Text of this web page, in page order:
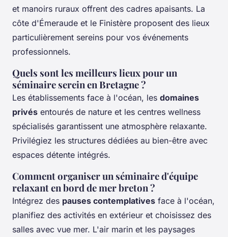
et manoirs ruraux offrent des cadres apaisants. La
côte d'Émeraude et le Finistère proposent des lieux
particulièrement sereins pour vos événements
professionnels.
Quels sont les meilleurs lieux pour un
séminaire serein en Bretagne ?
Les établissements face à l'océan, les domaines
privés entourés de nature et les centres wellness
spécialisés garantissent une atmosphère relaxante.
Privilégiez les structures dédiées au bien-être avec
espaces détente intégrés.
Comment organiser un séminaire d'équipe
relaxant en bord de mer breton ?
Intégrez des pauses contemplatives face à l'océan,
planifiez des activités en extérieur et choisissez des
salles avec vue mer. L'air marin et les paysages